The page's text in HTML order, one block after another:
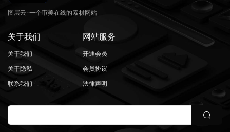
图层云-一个审美在线的素材网站
关于我们
关于我们
关于隐私
联系我们
网站服务
开通会员
会员协议
法律声明